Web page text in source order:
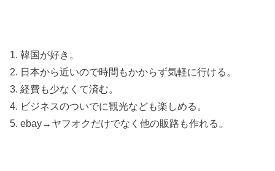
1. 韓国が好き。
2. 日本から近いので時間もかからず気軽に行ける。
3. 経費も少なくて済む。
4. ビジネスのついでに観光なども楽しめる。
5. ebay→ヤフオクだけでなく他の販路も作れる。